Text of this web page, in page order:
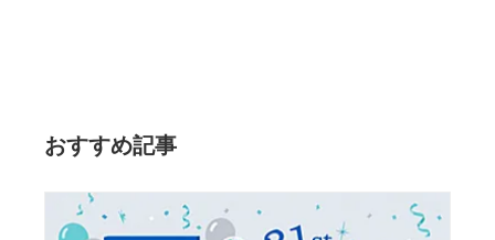
おすすめ記事